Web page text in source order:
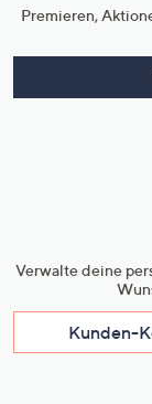
Premieren,
Verwalte deine
Kunden-